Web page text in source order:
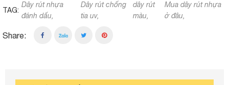
TAG:
Dây rút nhựa
đánh dấu
Dây rút chống
tia uv
dây rút
màu
Mua dây rút nhựa
ở đâu
Share: